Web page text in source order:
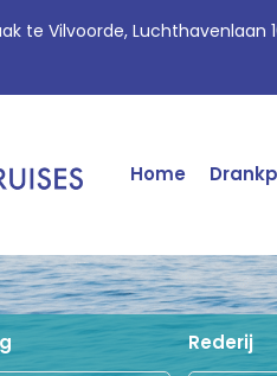
te Vilvoorde, Luchthavenlaan
Home
Rederij